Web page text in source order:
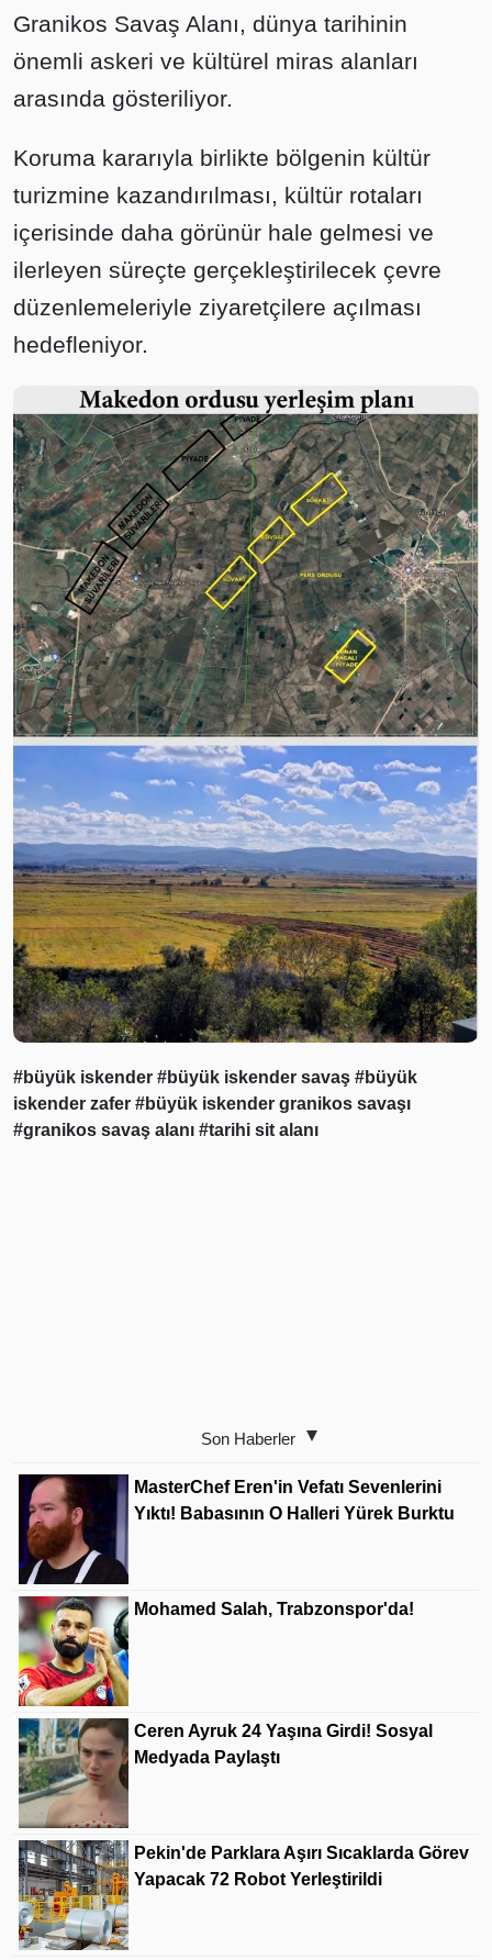
Granikos Savaş Alanı, dünya tarihinin
önemli askeri ve kültürel miras alanları
arasında gösteriliyor.
Koruma kararıyla birlikte bölgenin kültür
turizmine kazandırılması, kültür rotaları
içerisinde daha görünür hale gelmesi ve
ilerleyen süreçte gerçekleştirilecek çevre
düzenlemeleriyle ziyaretçilere açılması
hedefleniyor.
#büyük iskender #büyük iskender savaş #büyük
iskender zafer #büyük iskender granikos savaşı
#granikos savaş alanı #tarihi sit alanı
Son Haberler
MasterChef Eren'in Vefatı Sevenlerini
Yıktı! Babasının O Halleri Yürek Burktu
Mohamed Salah, Trabzonspor'da!
Ceren Ayruk 24 Yaşına Girdi! Sosyal
Medyada Paylaştı
Pekin'de Parklara Aşırı Sıcaklarda Görev
Yapacak 72 Robot Yerleştirildi